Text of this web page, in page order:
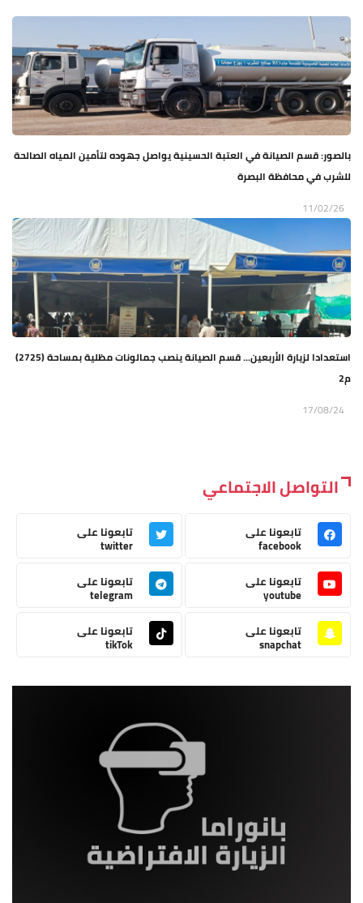
بالصور: قسم الصيانة في العتبة الحسينية يواصل جهوده لتأمين المياه الصالحة
للشرب في محافظة البصرة
11/02/26
استعدادا لزيارة الأربعين... قسم الصيانة ينصب جمالونات مظلية بمساحة (2725)
م2
17/08/24
التواصل الاجتماعي
تابعونا على
facebook
تابعونا على
twitter
تابعونا على
youtube
تابعونا على
telegram
تابعونا على
snapchat
تابعونا على
tikTok